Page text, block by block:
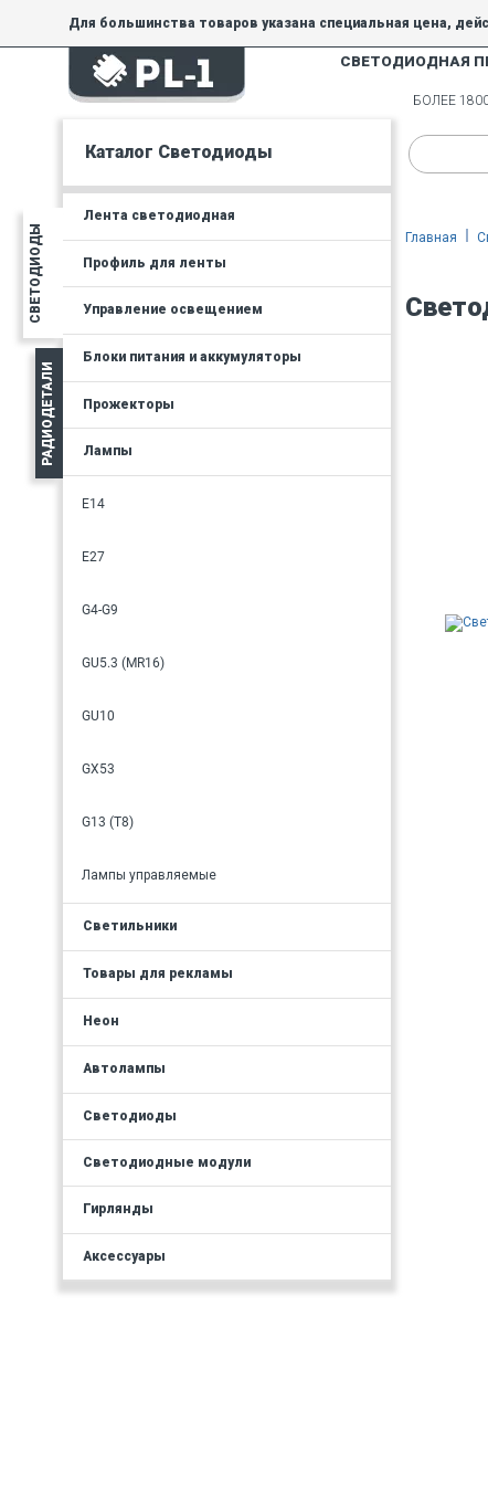
Для большинства товаров указана специальная цена,
товара.
На товары, купленные по специальной цене, общие скидки
СВЕТОДИОДНАЯ
СВЕТОДИОДЫ
РАДИОДЕТАЛИ
Каталог Светодиоды
Лента светодиодная
Профиль для ленты
Управление освещением
Блоки питания и аккумуляторы
Прожекторы
Лампы
E14
E27
G4-G9
GU5.3 (MR16)
GU10
GX53
G13 (T8)
Лампы управляемые
Светильники
Товары для рекламы
Неон
Автолампы
Светодиоды
Светодиодные модули
Гирлянды
Аксессуары
БОЛЕЕ
Главная